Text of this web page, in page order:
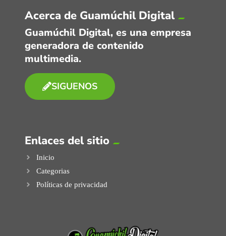
Acerca de Guamúchil Digital
Guamúchil Digital, es una empresa
generadora de contenido
multimedia.
SIGUENOS
Enlaces del sitio
Inicio
Categorias
Políticas de privacidad